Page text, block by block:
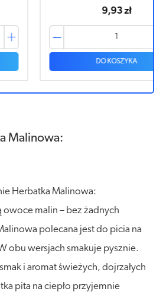
Malinowa:
Herbatka Malinowa:
owoce malin – bez żadnych
polecana jest do picia na
obu wersjach smakuje pysznie.
i aromat świeżych, dojrzałych
pita na ciepło przyjemnie